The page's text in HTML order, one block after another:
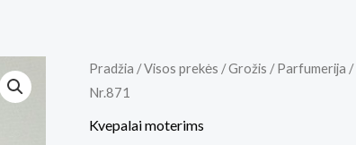
Pradžia /Visos prekės /Grožis /Parfumerija /
Nr.871
Kvepalai moterims